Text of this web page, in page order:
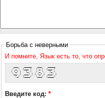
Борьба с неверными
И помните, Язык есть то, что
  / _ \  |___ /   ( _ )  |___ /
| (_) |   |_ \   / _ \    |_ \
  \__, |  ___) | | (_) |  ___) |
    /_/  |____/   \___/  |____/
Введите код: *